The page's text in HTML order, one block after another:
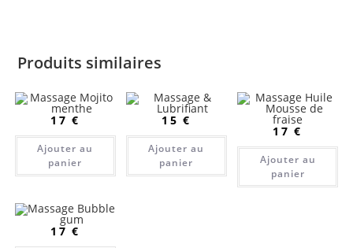
Produits similaires
17€
Ajouter au
panier
15€
Ajouter au
panier
17€
Ajouter au
panier
17€